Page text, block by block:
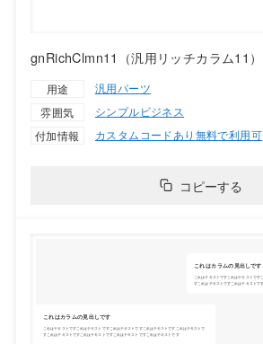
gnRichClmn11（汎用リッチカラム11）
用途
汎用パーツ
雰囲気
シンプルビジネス
付加情報
カスタムコードあり 無料で利用可
コピーする